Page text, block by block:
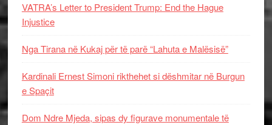
VATRA’s Letter to President Trump: End the Hague
Injustice
Nga Tirana në Kukaj për të parë “Lahuta e Malësisë”
Kardinali Ernest Simoni rikthehet si dëshmitar në Burgun
e Spaçit
Dom Ndre Mjeda, sipas dy figurave monumentale të